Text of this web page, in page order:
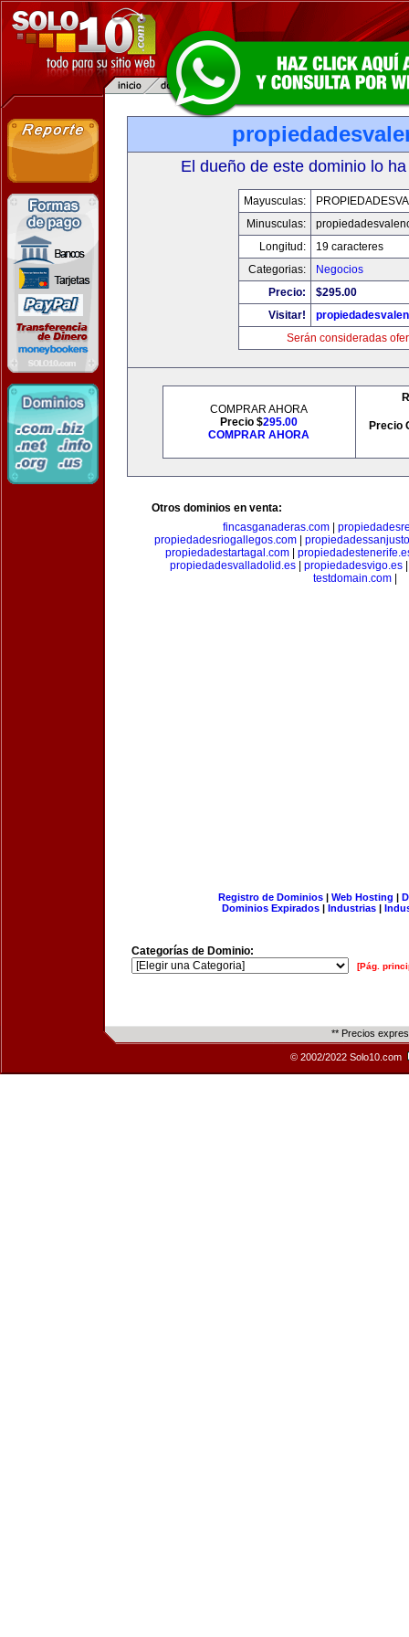
El dueño de este dominio lo
Mayusculas:
Minusculas:
Longitud:
19 caracteres
Categorias:
Negocios
Precio:
$295.00
Visitar!
Serán consideradas
COMPRAR AHORA
Precio $295.00
COMPRAR AHORA
Precio
Otros dominios en venta:
fincasganaderas.com|
propiedadesriogallegos.com|
propiedadestartagal.com|
propiedadesvalladolid.es
propiedadesvigo.es
testdomain.com
Registro de Dominios| Web Hosting |
Dominios Expirados | Industrias |
Categorías de Dominio:
[Pág.
** Precios
© 2002/2022 Solo10.com